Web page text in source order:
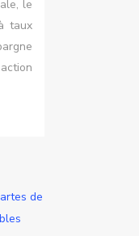
le
taux
de